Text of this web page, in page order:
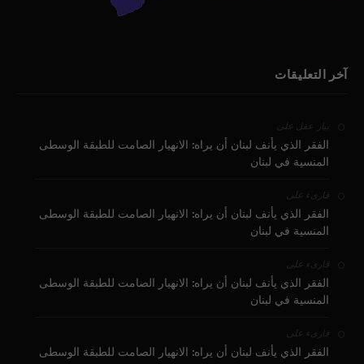
آخر التعليقات
بيار عقل على
الفقر الذي يأنف لبنان أن يراه: الانهيار الصامت للطبقة الوسطى
المنسية في لبنان
قارىء على
الفقر الذي يأنف لبنان أن يراه: الانهيار الصامت للطبقة الوسطى
المنسية في لبنان
قارىء على
الفقر الذي يأنف لبنان أن يراه: الانهيار الصامت للطبقة الوسطى
المنسية في لبنان
قارىء على
الفقر الذي يأنف لبنان أن يراه: الانهيار الصامت للطبقة الوسطى